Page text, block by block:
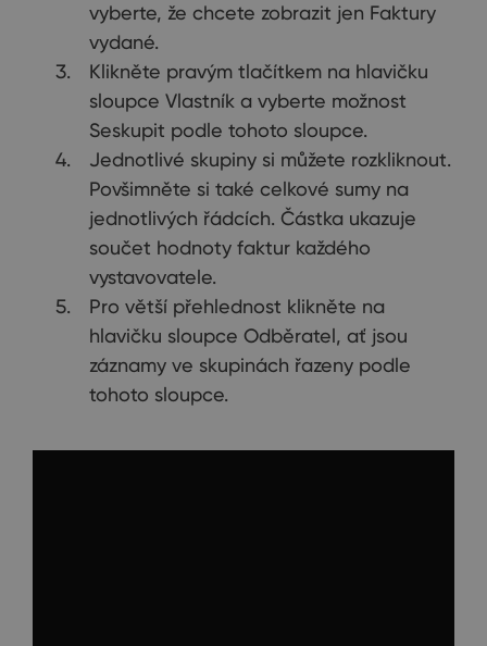
vyberte, že chcete zobrazit jen Faktury
vydané.
Klikněte pravým tlačítkem na hlavičku
sloupce Vlastník a vyberte možnost
Seskupit podle tohoto sloupce.
Jednotlivé skupiny si můžete rozkliknout.
Povšimněte si také celkové sumy na
jednotlivých řádcích. Částka ukazuje
součet hodnoty faktur každého
vystavovatele.
Pro větší přehlednost klikněte na
hlavičku sloupce Odběratel, ať jsou
záznamy ve skupinách řazeny podle
tohoto sloupce.